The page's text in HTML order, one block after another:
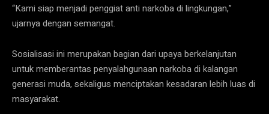
“Kami siap menjadi penggiat anti narkoba di lingkungan,”
ujarnya dengan semangat.
Sosialisasi ini merupakan bagian dari upaya berkelanjutan
untuk memberantas penyalahgunaan narkoba di kalangan
generasi muda, sekaligus menciptakan kesadaran lebih luas di
masyarakat.